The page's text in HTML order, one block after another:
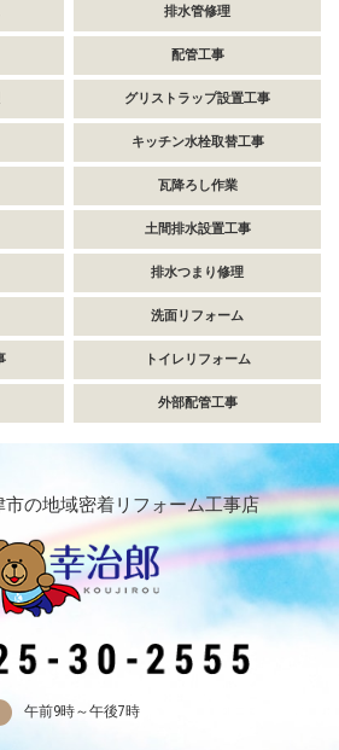
排水管修理
配管工事
グリストラップ設置工事
キッチン水栓取替工事
瓦降ろし作業
土間排水設置工事
排水つまり修理
洗面リフォーム
トイレリフォーム
外部配管工事
の地域密着リフォーム工事店
午前9時～午後7時